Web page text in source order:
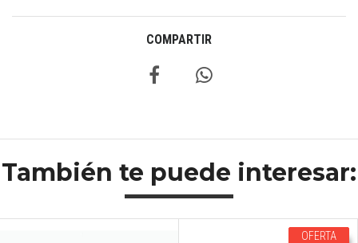
COMPARTIR
También te puede interesar:
OFERTA